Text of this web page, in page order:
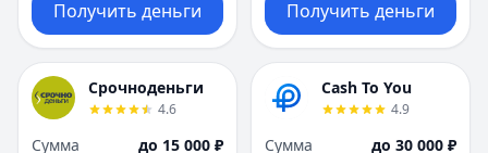
Получить деньги Получить деньги
Срочноденьги
4.6
Сумма
до 15 000 ₽
Cash To You
4.9
Сумма
до 30 000 ₽